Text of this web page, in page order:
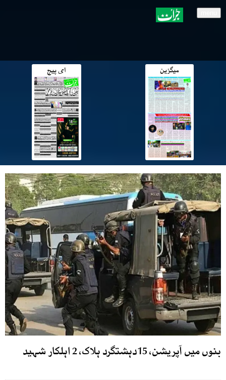
میگزین ای پیج
بنوں میں آپریشن، 15دہشتگرد ہلاک، 2 اہلکار شہید